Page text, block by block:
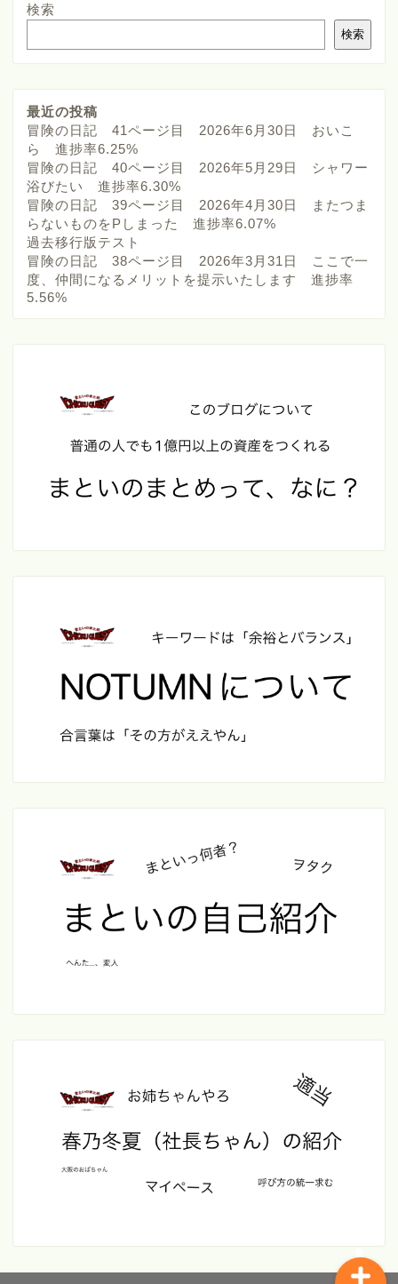
検索
検索
最近の投稿
冒険の日記 41ページ目 2026年6月30日 おいこ
ら 進捗率6.25%
冒険の日記 40ページ目 2026年5月29日 シャワー
浴びたい 進捗率6.30%
冒険の日記 39ページ目 2026年4月30日 またつま
らないものをPしまった 進捗率6.07%
過去移行版テスト
冒険の日記 38ページ目 2026年3月31日 ここで一
度、仲間になるメリットを提示いたします 進捗率
5.56%
このブログについて
NOTUMNについて
介
イチオククエスト
お金のこと